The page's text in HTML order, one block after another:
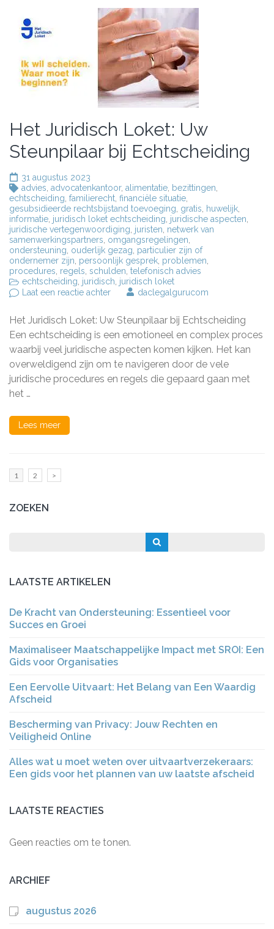
Het Juridisch Loket: Uw
Steunpilaar bij Echtscheiding
31 augustus 2023
advies advocatenkantoor, alimentatie bezittingen
echtscheiding familierecht financiële situatie
gesubsidieerde rechtsbijstand toevoeging gratis huwelijk
informatie juridisch loket echtscheiding juridische aspecten
juridische vertegenwoordiging juristen netwerk van
samenwerkingspartners omgangsregelingen
ondersteuning ouderlijk gezag particulier zijn of
ondernemer zijn persoonlijk gesprek problemen
procedures regels schulden telefonisch advies
echtscheiding juridisch juridisch loket
Laat een reactie achterop
Loket:
Uw
Steunpilaar
bij
Echtscheiding
daclegalgurucom
Het Juridisch Loket: Uw Steunpilaar bij Echtscheiding
Een echtscheiding is een emotioneel en complex proces
waarbij veel juridische aspecten komen kijken. Het kan
overweldigend zijn om te navigeren door de vele
juridische procedures en regels die gepaard gaan met
het …
Lees meer
Berichten
Pagina
1 Pagina
2 >
ZOEKEN
LAATSTE ARTIKELEN
De Kracht van Ondersteuning: Essentieel voor
Succes en Groei
Maximaliseer Maatschappelijke Impact met SROI: Een
Gids voor Organisaties
Een Eervolle Uitvaart: Het Belang van Een Waardig
Afscheid
Bescherming van Privacy: Jouw Rechten en
Veiligheid Online
Alles wat u moet weten over uitvaartverzekeraars:
Een gids voor het plannen van uw laatste afscheid
LAATSTE REACTIES
Geen reacties om te tonen.
ARCHIEF
augustus 2026